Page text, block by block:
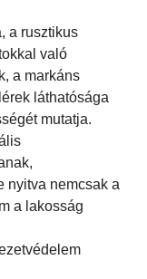
a rusztikus
való
a markáns
láthatósága
mutatja.
nyitva nemcsak a
a lakosság